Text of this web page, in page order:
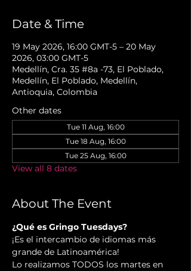
Date & Time
19 May 2026, 16:00 GMT-5 – 20 May
2026, 03:00 GMT-5
Medellín, Cra. 35 #8a -73, El Poblado,
Medellín, El Poblado, Medellín,
Antioquia, Colombia
Other dates
Tue 11 Aug, 16:00
Tue 18 Aug, 16:00
Tue 25 Aug, 16:00
View all 8 dates
About The Event
¿Qué es Gringo Tuesdays?
¡Es el intercambio de idiomas más
grande de Latinoamérica!
Lo realizamos TODOS los martes en